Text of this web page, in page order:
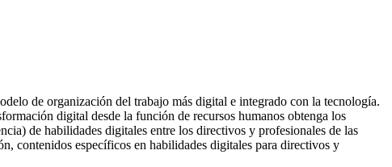
de organización del trabajo más digital e integrado con la tecnología.
digital desde la función de recursos humanos obtenga los
de habilidades digitales entre los directivos y profesionales de las
contenidos específicos en habilidades digitales para directivos y